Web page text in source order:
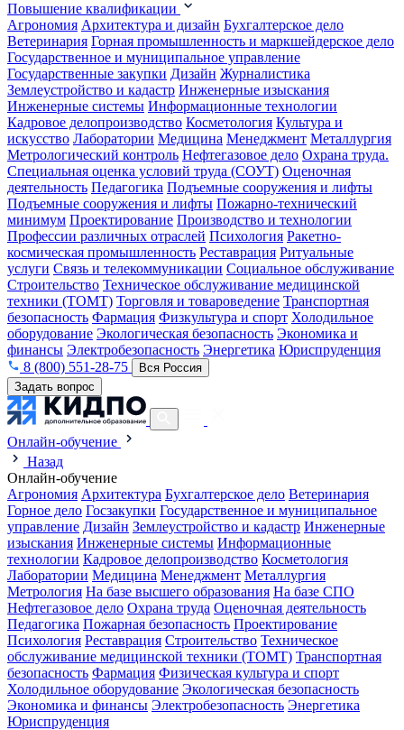
Повышение квалификации
Агрономия Архитектура и дизайн Бухгалтерское дело
Ветеринария Горная промышленность и маркшейдерское дело
Государственное и муниципальное управление
Государственные закупки Дизайн Журналистика
Землеустройство и кадастр Инженерные изыскания
Инженерные системы Информационные технологии
Кадровое делопроизводство Косметология Культура и
искусство Лаборатории Медицина Менеджмент Металлургия
Метрологический контроль Нефтегазовое дело Охрана труда.
Специальная оценка условий труда (СОУТ) Оценочная
деятельность Педагогика Подъемные сооружения и лифты
Подъемные сооружения и лифты Пожарно-технический
минимум Проектирование Производство и технологии
Профессии различных отраслей Психология Ракетно-
космическая промышленность Реставрация Ритуальные
услуги Связь и телекоммуникации Социальное обслуживание
Строительство Техническое обслуживание медицинской
техники (ТОМТ) Торговля и товароведение Транспортная
безопасность Фармация Физкультура и спорт Холодильное
оборудование Экологическая безопасность Экономика и
финансы Электробезопасность Энергетика Юриспруденция
8 (800) 551-28-75
Вся Россия
Задать вопрос
Онлайн-обучение
Назад
Онлайн-обучение
Агрономия Архитектура Бухгалтерское дело Ветеринария
Горное дело Госзакупки Государственное и муниципальное
управление Дизайн Землеустройство и кадастр Инженерные
изыскания Инженерные системы Информационные
технологии Кадровое делопроизводство Косметология
Лаборатории Медицина Менеджмент Металлургия
Метрология На базе высшего образования На базе СПО
Нефтегазовое дело Охрана труда Оценочная деятельность
Педагогика Пожарная безопасность Проектирование
Психология Реставрация Строительство Техническое
обслуживание медицинской техники (ТОМТ) Транспортная
безопасность Фармация Физическая культура и спорт
Холодильное оборудование Экологическая безопасность
Экономика и финансы Электробезопасность Энергетика
Юриспруденция